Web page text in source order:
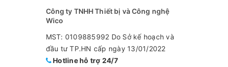
Công ty TNHH Thiết bị và Công nghệ
Wico
MST: 0109885992 Do Sở kế hoạch và
đầu tư TP.HN cấp ngày 13/01/2022
Hotline hỗ trợ 24/7